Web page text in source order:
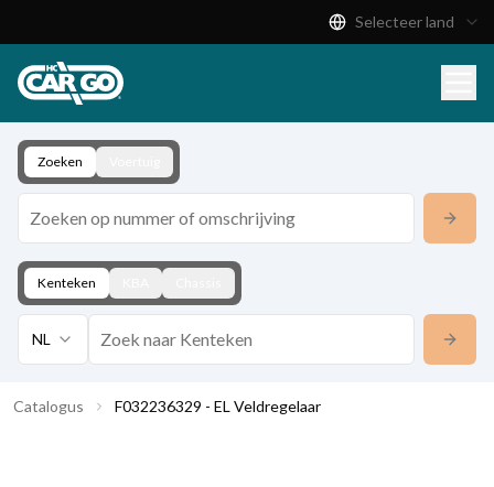
Download
Contact
Selecteer land
Zoeken
Kenteken
NL
Catalogus F032236329 - EL Veldregelaar